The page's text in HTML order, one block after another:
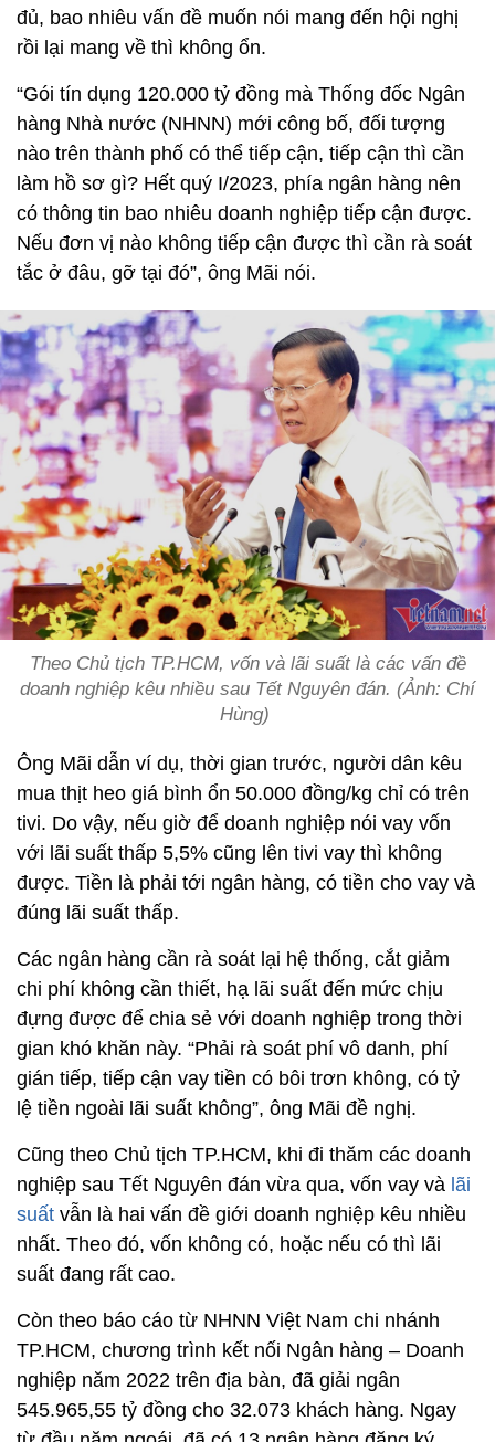
đủ, bao nhiêu vấn đề muốn nói mang đến hội nghị
rồi lại mang về thì không ổn.
“Gói tín dụng 120.000 tỷ đồng mà Thống đốc Ngân
hàng Nhà nước (NHNN) mới công bố, đối tượng
nào trên thành phố có thể tiếp cận, tiếp cận thì cần
làm hồ sơ gì? Hết quý I/2023, phía ngân hàng nên
có thông tin bao nhiêu doanh nghiệp tiếp cận được.
Nếu đơn vị nào không tiếp cận được thì cần rà soát
tắc ở đâu, gỡ tại đó”, ông Mãi nói.
Theo Chủ tịch TP.HCM, vốn và lãi suất là các vấn đề
doanh nghiệp kêu nhiều sau Tết Nguyên đán. (Ảnh: Chí
Hùng)
Ông Mãi dẫn ví dụ, thời gian trước, người dân kêu
mua thịt heo giá bình ổn 50.000 đồng/kg chỉ có trên
tivi. Do vậy, nếu giờ để doanh nghiệp nói vay vốn
với lãi suất thấp 5,5% cũng lên tivi vay thì không
được. Tiền là phải tới ngân hàng, có tiền cho vay và
đúng lãi suất thấp.
Các ngân hàng cần rà soát lại hệ thống, cắt giảm
chi phí không cần thiết, hạ lãi suất đến mức chịu
đựng được để chia sẻ với doanh nghiệp trong thời
gian khó khăn này. “Phải rà soát phí vô danh, phí
gián tiếp, tiếp cận vay tiền có bôi trơn không, có tỷ
lệ tiền ngoài lãi suất không”, ông Mãi đề nghị.
Cũng theo Chủ tịch TP.HCM, khi đi thăm các doanh
nghiệp sau Tết Nguyên đán vừa qua, vốn vay và lãi
suất vẫn là hai vấn đề giới doanh nghiệp kêu nhiều
nhất. Theo đó, vốn không có, hoặc nếu có thì lãi
suất đang rất cao.
Còn theo báo cáo từ NHNN Việt Nam chi nhánh
TP.HCM, chương trình kết nối Ngân hàng – Doanh
nghiệp năm 2022 trên địa bàn, đã giải ngân
545.965,55 tỷ đồng cho 32.073 khách hàng. Ngay